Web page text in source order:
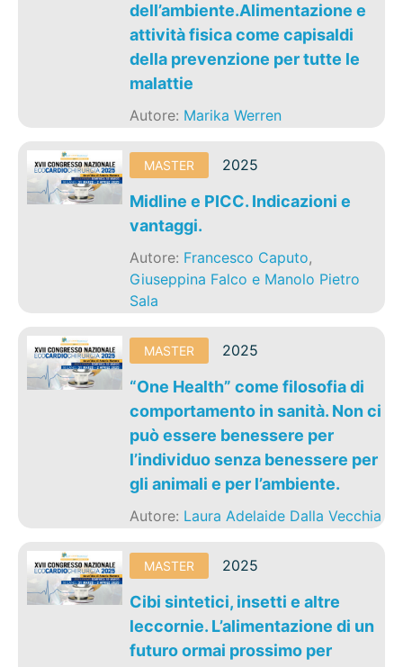
dell’ambiente.Alimentazione e
attività fisica come capisaldi
della prevenzione per tutte le
malattie
Autore: Marika Werren
MASTER 2025
Midline e PICC. Indicazioni e
vantaggi.
Autore: Francesco Caputo,
Giuseppina Falco e Manolo Pietro
Sala
MASTER 2025
“One Health” come filosofia di
comportamento in sanità. Non ci
può essere benessere per
l’individuo senza benessere per
gli animali e per l’ambiente.
Autore: Laura Adelaide Dalla Vecchia
MASTER 2025
Cibi sintetici, insetti e altre
leccornie. L’alimentazione di un
futuro ormai prossimo per